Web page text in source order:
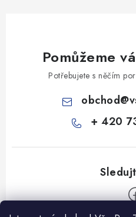
Pomůžeme
Potřebujete s něčím
obchod@
+ 420